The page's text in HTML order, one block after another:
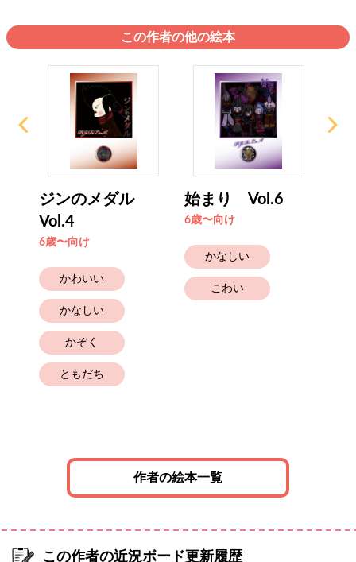
この作者の他の絵本
ジンのメダル
Vol.4
6歳〜向け
かわいい
かなしい
かぞく
ともだち
始まり Vol.6
6歳〜向け
かなしい
こわい
作者の絵本一覧
この作者の近況ボード更新履歴